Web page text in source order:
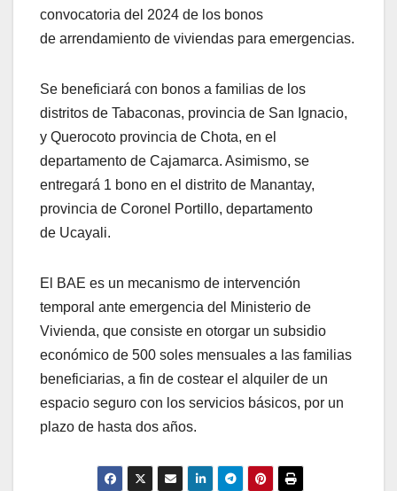
convocatoria del 2024 de los bonos
de arrendamiento de viviendas para emergencias.
Se beneficiará con bonos a familias de los
distritos de Tabaconas, provincia de San Ignacio,
y Querocoto provincia de Chota, en el
departamento de Cajamarca. Asimismo, se
entregará 1 bono en el distrito de Manantay,
provincia de Coronel Portillo, departamento
de Ucayali.
El BAE es un mecanismo de intervención
temporal ante emergencia del Ministerio de
Vivienda, que consiste en otorgar un subsidio
económico de 500 soles mensuales a las familias
beneficiarias, a fin de costear el alquiler de un
espacio seguro con los servicios básicos, por un
plazo de hasta dos años.